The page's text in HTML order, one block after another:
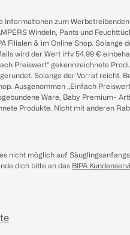
Informationen zum
Windeln, Pants und
Filialen & im Online Shop.
wird der Wert iHv 54.99 €
Preiswert" gekennzeichnete
Solange der Vorrat reicht.
Ausgenommen „Einfach
Ware, Baby
Produkte. Nicht mit anderen
nicht möglich auf
dich bitte an das BIPA